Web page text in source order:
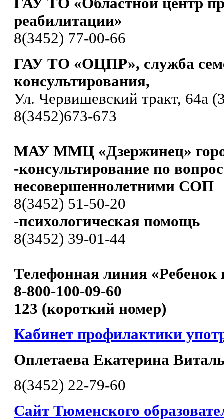
реабилитации»
8(3452) 77-00-66
ГАУ ТО «ОЦПР», служба
консультирования,
Ул. Червишевский тракт, 64а
8(3452)673-673
МАУ ММЦ «Дзержинец»
-консультирование по
несовершеннолетними СОП
8(3452) 51-50-20
-психологическая помощь
8(3452) 39-01-44
Телефонная линия «Ребенок
8-800-100-09-60
123 (короткий номер)
Кабинет профилактики
Оплетаева Екатерина
8(3452) 22-79-60
Сайт Тюменского